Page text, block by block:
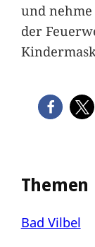
und
der
Themen
Bad Vilbel